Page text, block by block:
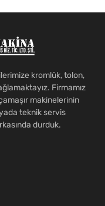
kromlük, tolon,
Firmamız
makinelerinin
teknik servis
durduk.